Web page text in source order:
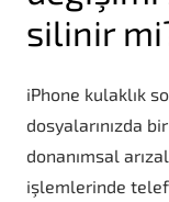
silinir
iPhone kulaklık
dosyalarınızda
donanımsal
işlemlerinde